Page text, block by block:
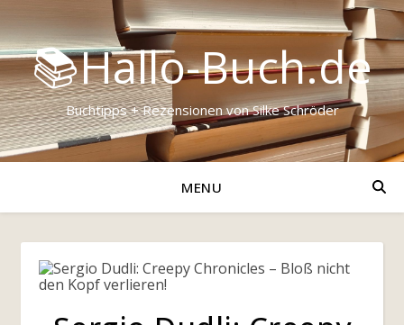
📚Hallo-Buch.de
Buchtipps + Rezensionen von Silke Schröder
MENU